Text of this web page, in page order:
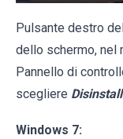
Pulsante destro
dello schermo, nel
Pannello di
scegliere
Windows 7: